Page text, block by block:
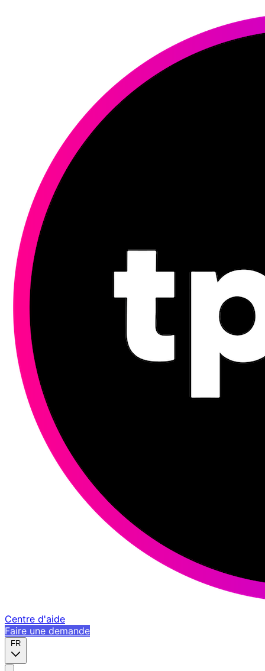
Centre d'aide
Faire une demande
FR